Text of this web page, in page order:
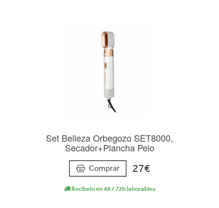
Set Belleza Orbegozo SET8000,
Secador+Plancha Pelo
Comprar 27€
Recíbelo en 48 / 72h laborables